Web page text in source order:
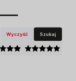
Wyczyść Szukaj